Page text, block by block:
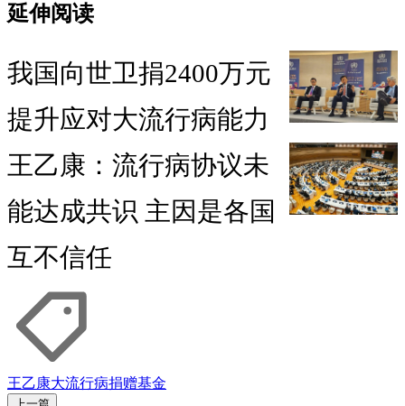
延伸阅读
我国向世卫捐2400万元
提升应对大流行病能力
王乙康：流行病协议未
能达成共识 主因是各国
互不信任
王乙康大流行病捐赠基金